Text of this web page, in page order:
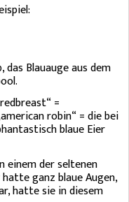
das Blauauge aus dem
=
robin“ = die bei
blaue Eier
einem der seltenen
ganz blaue Augen,
hatte sie in diesem